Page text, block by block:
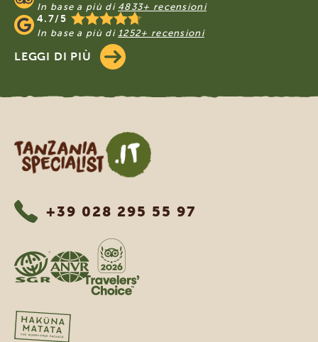
In base a più di 4833+ recensioni
4.7/5
In base a più di 1252+ recensioni
LEGGI DI PIÙ
Tanzania Specialist
+39 028 295 55 97